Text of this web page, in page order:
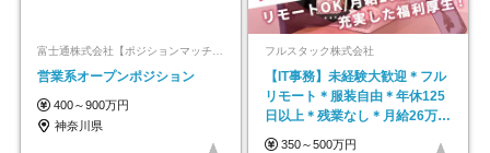
富士通株式会社【ポジションマッチ登録】
営業系オープンポジション
400～900万円
神奈川県
フルスタック株式会社
【IT事務】未経験大歓迎＊フル
リモート＊服装自由＊年休125
日以上＊残業なし＊月給26万円
以上
350～500万円